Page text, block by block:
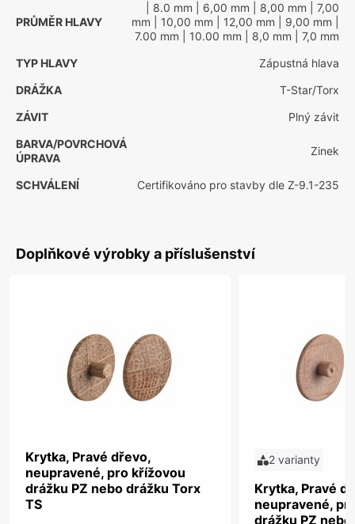
PRŮMĚR HLAVY
| 8.0 mm | 6,00 mm | 8,00 mm | 7,00
mm | 10,00 mm | 12,00 mm | 9,00 mm
7.00 mm | 10.00 mm | 8,0 mm | 7,0 mm
TYP HLAVY
Zápustná hlava
DRÁŽKA
T-Star/Torx
ZÁVIT
Plný závit
BARVA/POVRCHOVÁ
ÚPRAVA
Zinek
SCHVÁLENÍ Certifikováno pro stavby dle Z-9.1-235
Doplňkové výrobky a příslušenství
Krytka, Pravé dřevo,
neupravené, pro křížovou
drážku PZ nebo drážku Torx
TS
2 varianty
Krytka, Pravé
neupravené,
drážku PZ